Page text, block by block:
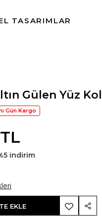
TASARIMLAR
Gülen Yüz
Gün Kargo
indirim
EKLE